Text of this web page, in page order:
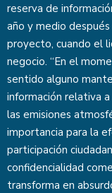
reserva de
año y medio
proyecto, cuando el
negocio. “En el
sentido alguno
información relativa
las emisiones
importancia para la
participación
confidencialidad
transforma en